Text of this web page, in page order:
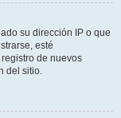
su dirección IP o que
esté
de nuevos
del sitio.